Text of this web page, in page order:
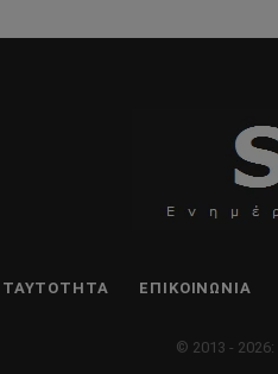
ΤΑΥΤΌΤΗΤΑ ΕΠΙΚΟΙΝΩΝΊΑ
© 2013 - 2026: